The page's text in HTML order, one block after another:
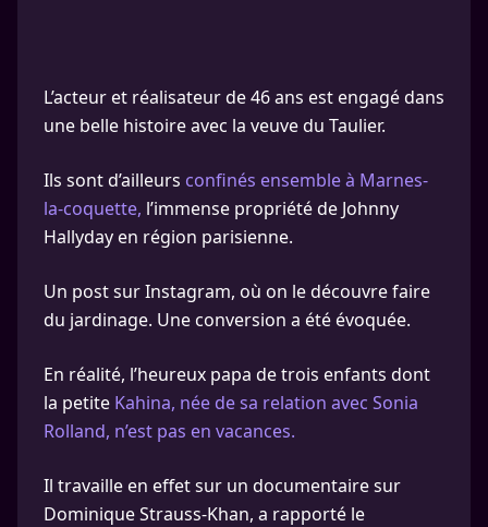
L’acteur et réalisateur de 46 ans est engagé dans
une belle histoire avec la veuve du Taulier.
Ils sont d’ailleurs confinés ensemble à Marnes-
la-coquette, l’immense propriété de Johnny
Hallyday en région parisienne.
Un post sur Instagram, où on le découvre faire
du jardinage. Une conversion a été évoquée.
En réalité, l’heureux papa de trois enfants dont
la petite Kahina, née de sa relation avec Sonia
Rolland, n’est pas en vacances.
Il travaille en effet sur un documentaire sur
Dominique Strauss-Khan, a rapporté le